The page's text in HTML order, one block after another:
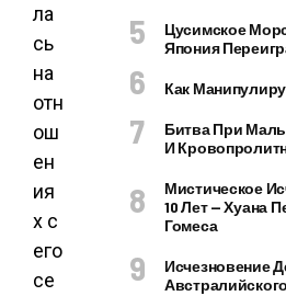
ла
сь
на
отн
ош
ен
ия
х с
его
се
Цусимское
Япония
Как
Битва При
И
Мистическое
10 Лет — Хуана
Гомеса
Исчезновение